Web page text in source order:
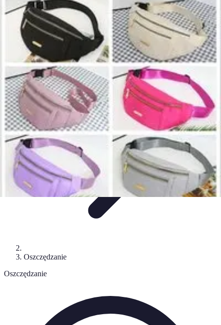
Zakupy Na Topie
OfertyPorady Zakupowe Porady zakupowePromocjeTrendy i
nowości
Zakupy Na Topie
Oszczędzanie
Oszczędzanie